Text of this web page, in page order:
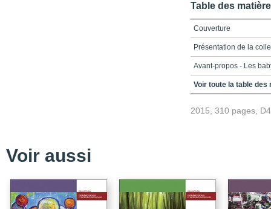
Table des
Couverture
Présentation de la
Avant-propos - Les
Table des matières
Conclusion
Voir toute la table des
2015, 310 pages,
Voir aussi